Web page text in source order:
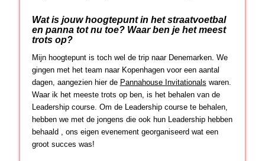
Wat is jouw hoogtepunt in het straatvoetbal
en panna tot nu toe? Waar ben je het meest
trots op?
Mijn hoogtepunt is toch wel de trip naar Denemarken. We
gingen met het team naar Kopenhagen voor een aantal
dagen, aangezien hier de Pannahouse Invitationals waren.
Waar ik het meeste trots op ben, is het behalen van de
Leadership course. Om de Leadership course te behalen,
hebben we met de jongens die ook hun Leadership hebben
behaald , ons eigen evenement georganiseerd wat een
groot succes was!